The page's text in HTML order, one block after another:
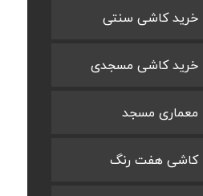
خرید کاشی سنتی
خرید کاشی مسجدی
معماری مسجد
کاشی هفت رنگ